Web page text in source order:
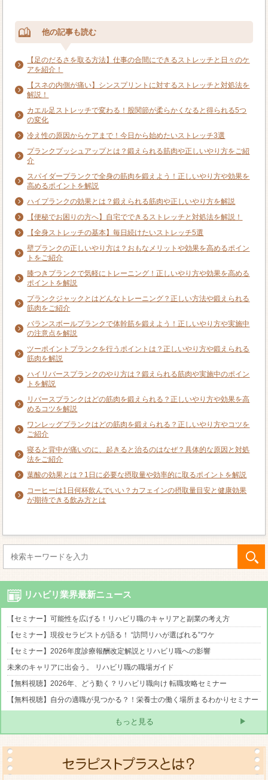
他の記事も読む
【足のだるさを取る方法】仕事の合間にできるストレッチと日々のケ
アを紹介！
【スネの内側が痛い】シンスプリントに対するストレッチと対処法を
解説！
カエル足ストレッチで変わる！股関節が柔らかくなると得られる5つ
の変化
冷え性の原因からケアまで！今日から始めたいストレッチ3選
プランクプッシュアップとは？鍛えられる筋肉や正しいやり方をご紹
介
スパイダープランクで全身の筋肉を鍛えよう！正しいやり方や効果を
高めるポイントを解説
ハイプランクの効果とは？鍛えられる筋肉や正しいやり方を解説
【便秘でお困りの方へ】自宅でできるストレッチと対処法を解説！
【全身ストレッチの基本】毎日続けたいストレッチ5選
壁プランクの正しいやり方は？おもなメリットや効果を高めるポイン
トをご紹介
膝つきプランクで気軽にトレーニング！正しいやり方や効果を高める
ポイントを解説
プランクジャックとはどんなトレーニング？正しい方法や鍛えられる
筋肉をご紹介
バランスボールプランクで体幹筋を鍛えよう！正しいやり方や実施中
の注意点を解説
ツーポイントプランクを行うポイントは？正しいやり方や鍛えられる
筋肉を解説
ハイリバースプランクのやり方は？鍛えられる筋肉や実施中のポイン
トを解説
リバースプランクはどの筋肉を鍛えられる？正しいやり方や効果を高
めるコツを解説
ワンレッグプランクはどの筋肉を鍛えられる？正しいやり方やコツを
ご紹介
寝ると背中が痛いのに、起きると治るのはなぜ？具体的な原因と対処
法をご紹介
葉酸の効果とは？1日に必要な摂取量や効率的に取るポイントを解説
コーヒーは1日何杯飲んでいい？カフェインの摂取量目安と健康効果
が期待できる飲み方とは
リハビリ業界最新ニュース
【セミナー】可能性を広げる！リハビリ職のキャリアと副業の考え方
【セミナー】現役セラピストが語る！ “訪問リハが選ばれる”ワケ
【セミナー】2026年度診療報酬改定解説とリハビリ職への影響
未来のキャリアに出会う。 リハビリ職の職場ガイド
【無料視聴】2026年、どう動く？リハビリ職向け 転職攻略セミナー
【無料視聴】自分の適職が見つかる？！栄養士の働く場所まるわかりセミナー
もっと見る